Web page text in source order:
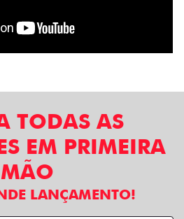
TODAS AS
EM PRIMEIRA
MÃO
LANÇAMENTO!